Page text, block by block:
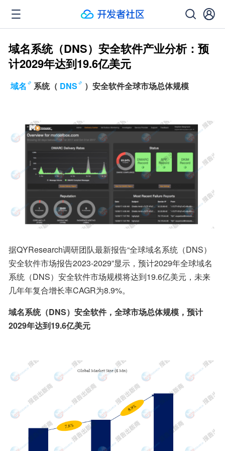
域名系统（DNS）安全软件产业分析：预
计2029年达到19.6亿美元
域名 系统（ DNS ）安全软件全球市场总体规模
据QYResearch调研团队最新报告“全球域名系统（DNS）
安全软件市场报告2023-2029”显示，预计2029年全球域名
系统（DNS）安全软件市场规模将达到19.6亿美元，未来
几年年复合增长率CAGR为8.9%。
域名系统（DNS）安全软件，全球市场总体规模，预计
2029年达到19.6亿美元